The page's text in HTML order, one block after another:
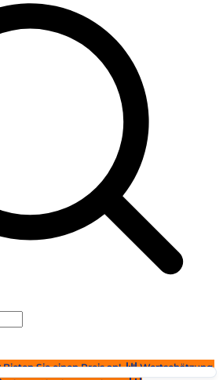
Bieten Sie einen Preis an!
Wertschätzung